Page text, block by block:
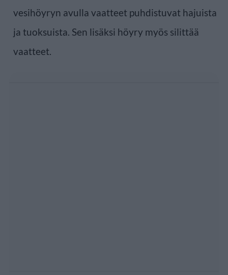
vesihöyryn avulla vaatteet puhdistuvat hajuista
ja tuoksuista. Sen lisäksi höyry myös silittää
vaatteet.